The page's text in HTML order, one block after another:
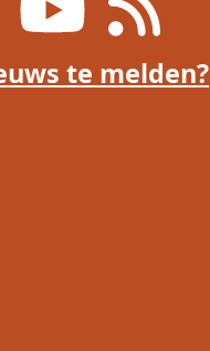
te melden?